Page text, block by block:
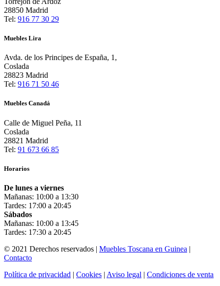
28850 Madrid
Tel: 916 77 30 29
Muebles Lira
Avda. de los Principes de España, 1,
Coslada
28823 Madrid
Tel: 916 71 50 46
Muebles Canadá
Calle de Miguel Peña, 11
Coslada
28821 Madrid
Tel: 91 673 66 85
Horarios
De lunes a viernes
Mañanas: 10:00 a 13:30
Tardes: 17:00 a 20:45
Sábados
Mañanas: 10:00 a 13:45
Tardes: 17:30 a 20:45
© 2021 Derechos reservados | Muebles Toscana en Guinea |
Contacto
Política de privacidad | Cookies | Aviso legal | Condiciones de venta